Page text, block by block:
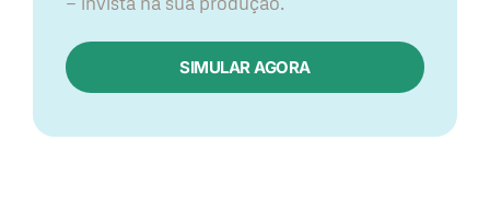
SIMULAR AGORA